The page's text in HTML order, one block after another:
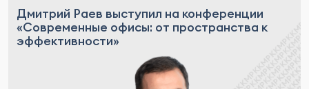
Дмитрий Раев выступил на конференции
«Современные офисы: от пространства к
эффективности»